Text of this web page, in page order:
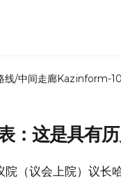
线/中间走廊Kazinform-
：这是具有
（议会上院）议长